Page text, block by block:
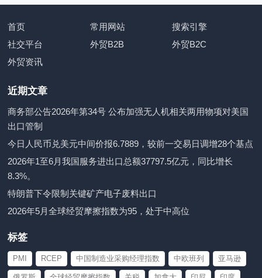
首页 常用网站
搜索引擎
社交平台
外贸B2B
外贸B2C
外贸资讯
近期文章
商务部公告2026年第34号 公布加强无人机相关两用物项对美国
出口管制
今日人民币兑美元中间价报6.7889，较前一交易日调增28个基点
2026年1至6月我国服务进出口总额37797.5亿元，同比增长
8.3%。
特朗普下令限制关键矿产电子废料出口
2026年5月全球经贸摩擦指数为95，处于中高位
标签
PMI RCEP 中国制造业采购经理指数 中欧班列 亚马逊